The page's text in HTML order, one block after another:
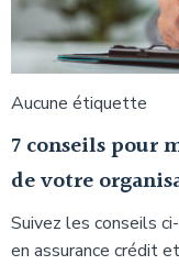
Aucune étiquette
7 conseils pour
de votre
Suivez les conseils
en assurance crédit